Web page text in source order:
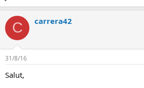
C carrera42
31/8/16
Salut,